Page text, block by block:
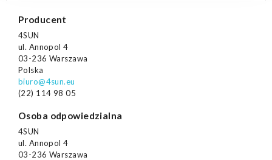
Producent
4SUN
ul. Annopol 4
03-236 Warszawa
Polska
biuro@4sun.eu
(22) 114 98 05
Osoba odpowiedzialna
4SUN
ul. Annopol 4
03-236 Warszawa